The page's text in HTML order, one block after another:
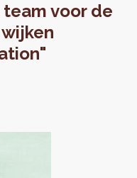
voor de